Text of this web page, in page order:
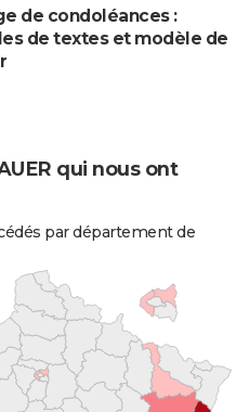
de condoléances :
de textes et modèle de
qui nous ont
par département de